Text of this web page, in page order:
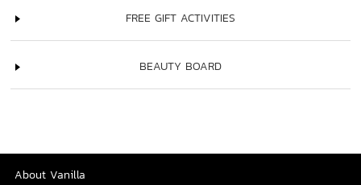
FREE GIFT ACTIVITIES
BEAUTY BOARD
About Vanilla